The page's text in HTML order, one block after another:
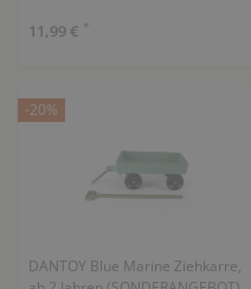
11,99 € *
-20%
DANTOY Blue Marine Ziehkarre,